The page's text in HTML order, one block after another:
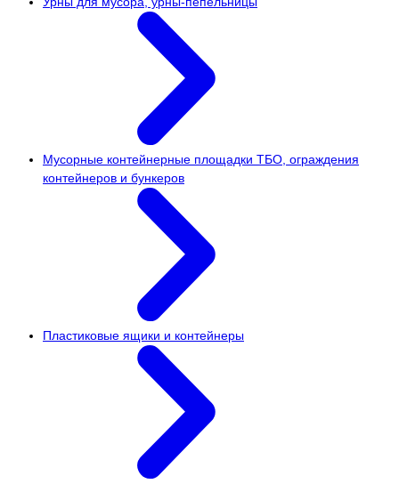
Мусорные контейнерные площадки ТБО, ограждения
контейнеров и бункеров
Пластиковые ящики и контейнеры